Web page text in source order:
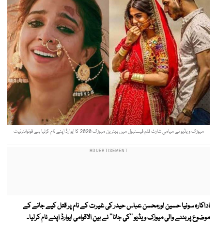
میوزک ویڈیو نے میامی شارٹ فلم فیسٹیول میں بہترین میوزک 2020 کا ایوارڈ اپنے نام کرلیا ہے فوٹوانٹرنیٹ
اداکارہ سونیا حسین اورمحسن عباس حیدر کی غیرت کے نام پر قتل کیے جانے کے
موضوع پربننے والی میوزک ویڈیو ''کی جانا'' نے بین الاقوامی ایوارڈ اپنے نام کرلیا۔